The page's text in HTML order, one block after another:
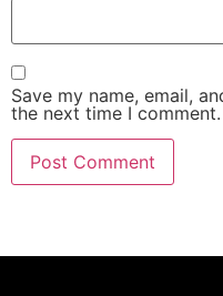
Save my name, email,
the next time I comment.